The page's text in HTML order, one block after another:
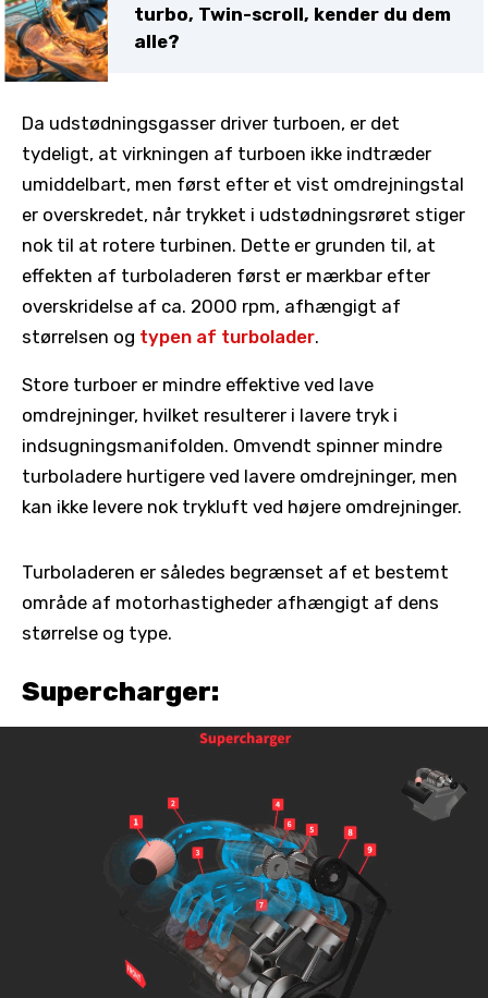
turbo, Twin-scroll, kender du dem
alle?
Da udstødningsgasser driver turboen, er det
tydeligt, at virkningen af ​​turboen ikke indtræder
umiddelbart, men først efter et vist omdrejningstal
er overskredet, når trykket i udstødningsrøret stiger
nok til at rotere turbinen. Dette er grunden til, at
effekten af ​​turboladeren først er mærkbar efter
overskridelse af ca. 2000 rpm, afhængigt af
størrelsen og typen af ​​turbolader.
Store turboer er mindre effektive ved lave
omdrejninger, hvilket resulterer i lavere tryk i
indsugningsmanifolden. Omvendt spinner mindre
turboladere hurtigere ved lavere omdrejninger, men
kan ikke levere nok trykluft ved højere omdrejninger.
Turboladeren er således begrænset af et bestemt
område af motorhastigheder afhængigt af dens
størrelse og type.
Supercharger: